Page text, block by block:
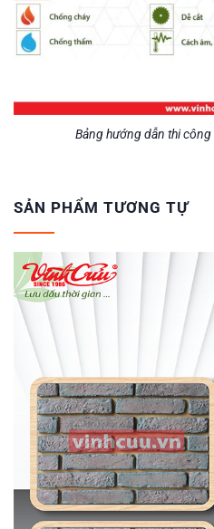
Bảng hướng dẫn thi
SẢN PHẨM TƯƠNG TỰ